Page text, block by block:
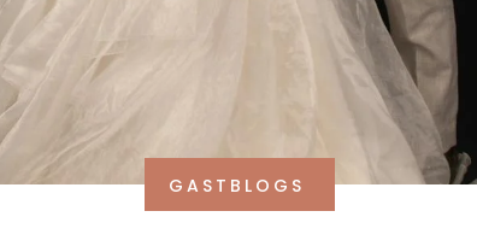
GASTBLOGS